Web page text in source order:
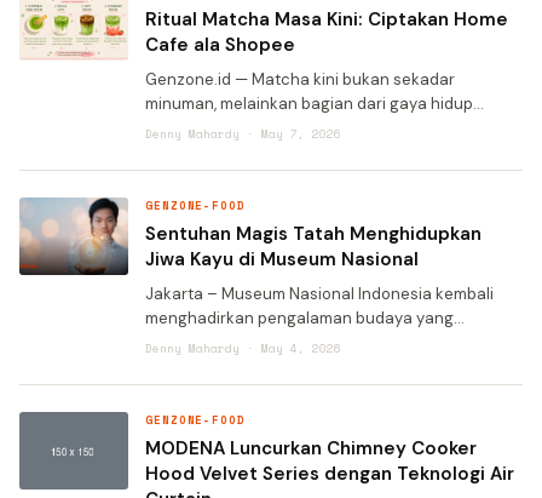
Ritual Matcha Masa Kini: Ciptakan Home
Cafe ala Shopee
Genzone.id — Matcha kini bukan sekadar
minuman, melainkan bagian dari gaya hidup
banyak orang di tengah hiruk-pikuk dunia digital.
ketenangan lewat mengaduk matc
Denny Mahardy · May 7, 2026
GENZONE-FOOD
Sentuhan Magis Tatah Menghidupkan
Jiwa Kayu di Museum Nasional
Jakarta – Museum Nasional Indonesia kembali
menghadirkan pengalaman budaya yang
memukau melalui pameran bertajuk “Sentuhan
Pameran ini menampilkan
Denny Mahardy · May 4, 2026
GENZONE-FOOD
MODENA Luncurkan Chimney Cooker
Hood Velvet Series dengan Teknologi Air